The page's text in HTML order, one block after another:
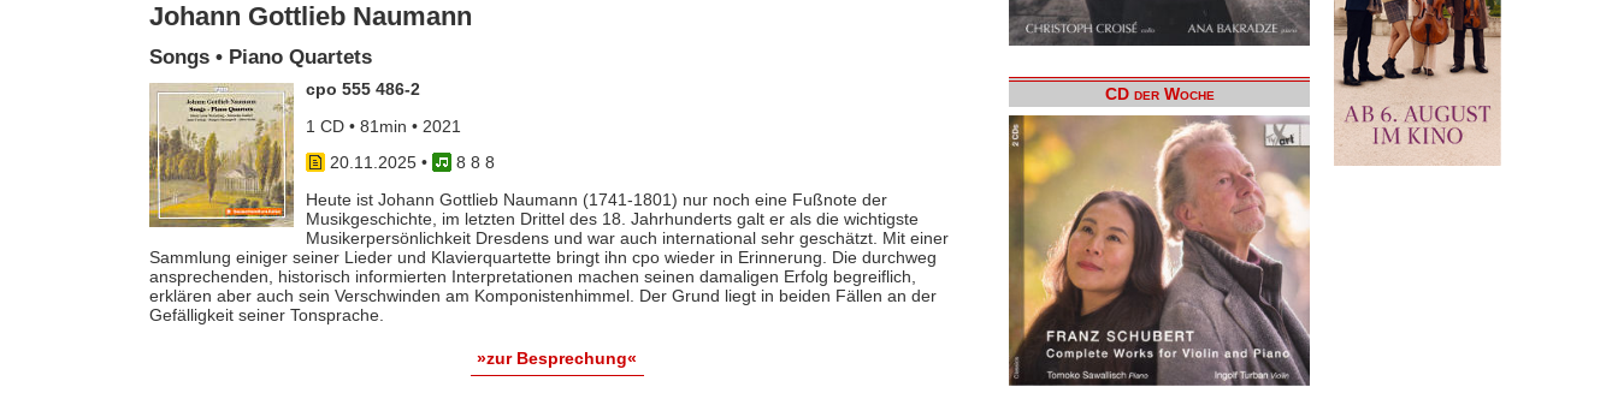
Johann Gottlieb Naumann
Songs • Piano Quartets
cpo 555 486-2
1 CD • 81min • 2021
20.11.2025•
8 8 8
Heute ist Johann Gottlieb Naumann (1741-1801) nur noch eine Fußnote der
Musikgeschichte, im letzten Drittel des 18. Jahrhunderts galt er als die wichtigste
Musikerpersönlichkeit Dresdens und war auch international sehr geschätzt. Mit einer
Sammlung einiger seiner Lieder und Klavierquartette bringt ihn cpo wieder in Erinnerung. Die durchweg
ansprechenden, historisch informierten Interpretationen machen seinen damaligen Erfolg begreiflich,
erklären aber auch sein Verschwinden am Komponistenhimmel. Der Grund liegt in beiden Fällen an der
Gefälligkeit seiner Tonsprache.
»zur Besprechung«
CD der Woche